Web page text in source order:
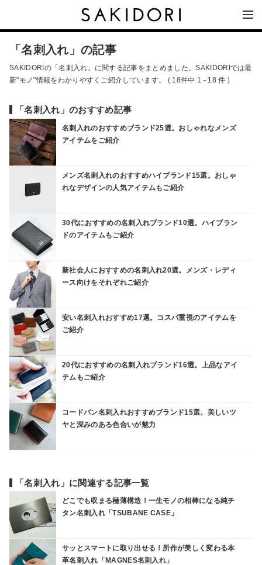
「名刺入れ」の記事
SAKIDORIの「名刺入れ」に関する記事をまとめました。SAKIDORIでは最
新"モノ"情報をわかりやすくご紹介しています。 ( 18件中 1 - 18 件 )
「名刺入れ」のおすすめ記事
名刺入れのおすすめブランド25選。おしゃれなメンズ
アイテムをご紹介
メンズ名刺入れのおすすめハイブランド15選。おしゃ
れなデザインの人気アイテムもご紹介
30代におすすめの名刺入れブランド10選。ハイブラン
ドのアイテムもご紹介
新社会人におすすめの名刺入れ20選。メンズ・レディ
ース向けをそれぞれご紹介
安い名刺入れおすすめ17選。コスパ重視のアイテムを
ご紹介
20代におすすめの名刺入れブランド16選。上品なアイ
テムもご紹介
コードバン名刺入れおすすめブランド15選。美しいツ
ヤと深みのある色合いが魅力
「名刺入れ」に関連する記事一覧
どこでも収まる極薄構造！一生モノの相棒になる純チ
タン名刺入れ「TSUBANE CASE」
サッとスマートに取り出せる！所作が美しく変わる本
革名刺入れ「MAGNES名刺入れ」